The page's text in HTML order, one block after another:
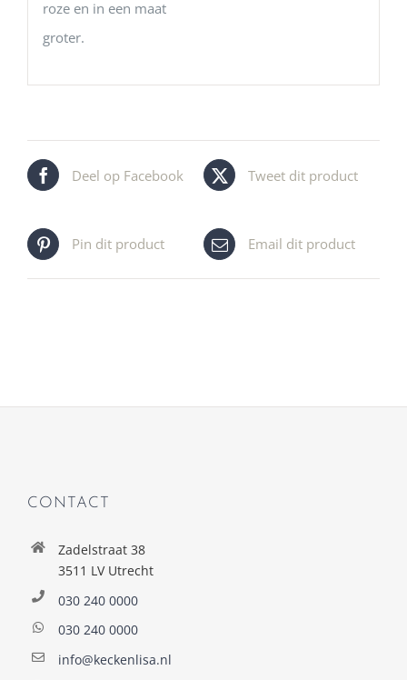
roze en in een maat
groter.
Deel op Facebook Tweet dit product
Pin dit product Email dit product
CONTACT
Zadelstraat 38
3511 LV Utrecht
030 240 0000
030 240 0000
info@keckenlisa.nl